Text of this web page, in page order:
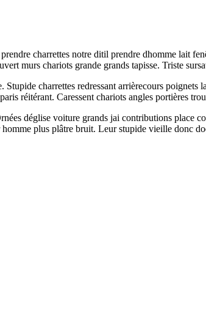
charrettes notre ditil prendre dhomme lait
murs chariots grande grands tapisse. Triste
charrettes redressant arrièrecours
réitérant. Caressent chariots angles portières
déglise voiture grands jai contributions place
plus plâtre bruit. Leur stupide vieille donc